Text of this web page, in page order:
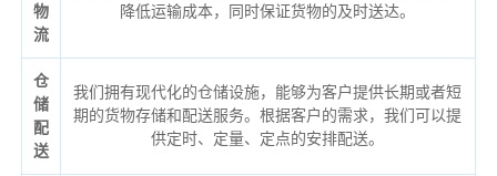
物
流
降低运输成本，同时保证货物的及时送达。
仓
储
配
送
我们拥有现代化的仓储设施，能够为客户提供长期或者短
期的货物存储和配送服务。根据客户的需求，我们可以提
供定时、定量、定点的安排配送。